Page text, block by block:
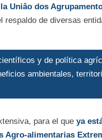
Uniâo dos
respaldo de diversas
y de política
ambientales,
para el que ya
Agro-alimentarias